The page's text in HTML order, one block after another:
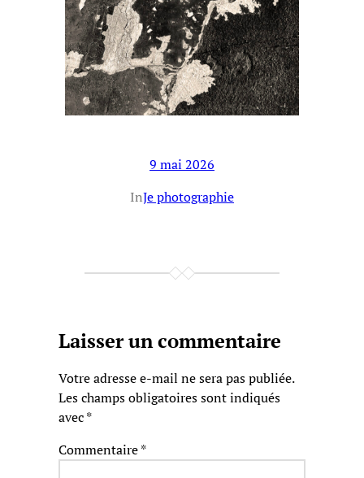
9 mai 2026
InJe photographie
Laisser un commentaire
Votre adresse e-mail ne sera pas publiée.
Les champs obligatoires sont indiqués
avec*
Commentaire*